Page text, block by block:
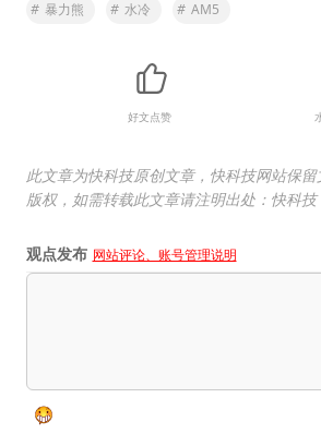
# 暴力熊 # 水冷 # AM5
好文点赞
此文章为快科技原创文章，快科技网站保
版权，如需转载此文章请注明出处：快科技
观点发布 网站评论、账号管理说明